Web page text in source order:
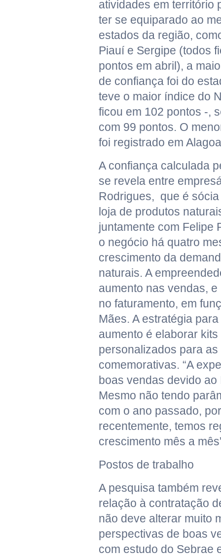
atividades em território
ter se equiparado ao
estados da região,
Piauí e Sergipe (todos
pontos em abril), a
de confiança foi do
teve o maior índice do
ficou em 102 pontos -,
com 99 pontos. O
foi registrado em
A confiança calculada
se revela entre
Rodrigues, que é
loja de produtos
juntamente com Felipe
o negócio há quatro
crescimento da
naturais. A
aumento nas vendas,
no faturamento, em
Mães. A estratégia
aumento é elaborar
personalizados para as
comemorativas. “A
boas vendas devido ao
Mesmo não tendo
com o ano passado,
recentemente, temos
crescimento mês a
Postos de trabalho
A pesquisa também
relação à contratação
não deve alterar muito
perspectivas de boas
com estudo do Sebrae